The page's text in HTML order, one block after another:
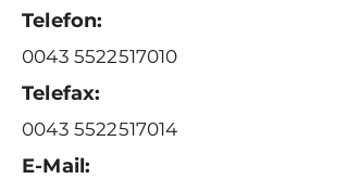
Telefon:
0043 5522517010
Telefax:
0043 5522517014
E-Mail: